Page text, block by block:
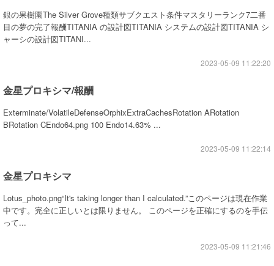
銀の果樹園The Silver Grove種類サブクエスト条件マスタリーランク7二番
目の夢の完了報酬TITANIA の設計図TITANIA システムの設計図TITANIA シ
ャーシの設計図TITANI...
2023-05-09 11:22:20
金星プロキシマ/報酬
Exterminate/VolatileDefenseOrphixExtraCachesRotation ARotation
BRotation CEndo64.png 100 Endo14.63% ...
2023-05-09 11:22:14
金星プロキシマ
Lotus_photo.png“It's taking longer than I calculated.”このページは現在作業
中です。完全に正しいとは限りません。 このページを正確にするのを手伝
って...
2023-05-09 11:21:46